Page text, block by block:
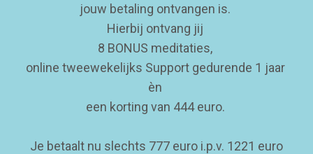
jouw betaling ontvangen is.
Hierbij ontvang jij
8 BONUS meditaties,
online tweewekelijks Support gedurende 1 jaar
èn
een korting van 444 euro.
Je betaalt nu slechts 777 euro i.p.v. 1221 euro